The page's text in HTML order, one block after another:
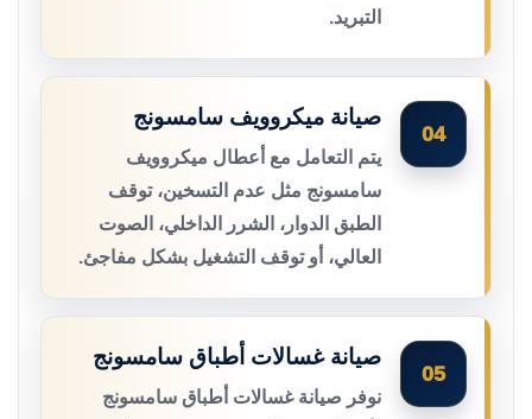
التبريد.
04
صيانة ميكروويف سامسونج
يتم التعامل مع أعطال ميكروويف
سامسونج مثل عدم التسخين، توقف
الطبق الدوار، الشرر الداخلي، الصوت
العالي، أو توقف التشغيل بشكل مفاجئ.
05
صيانة غسالات أطباق سامسونج
نوفر صيانة غسالات أطباق سامسونج